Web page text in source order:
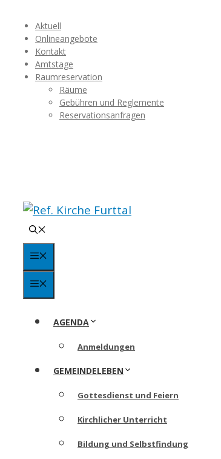
zum
Inhalt
Aktuell
Onlineangebote
Kontakt
Amtstage
Raumreservation
Räume
Gebühren und Reglemente
Reservationsanfragen
AGENDA
Anmeldungen
GEMEINDELEBEN
Gottesdienst und Feiern
Kirchlicher Unterricht
Bildung und Selbstfindung